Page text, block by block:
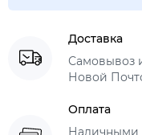
Доставка
Самовывоз
Новой
Оплата